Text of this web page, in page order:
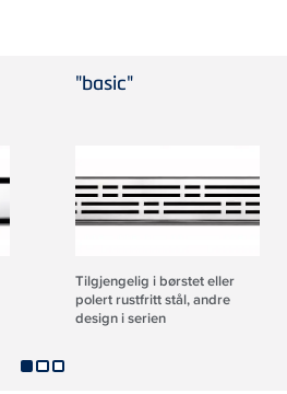
"basic"
Tilgjengelig i børstet eller
polert rustfritt stål, andre
design i serien